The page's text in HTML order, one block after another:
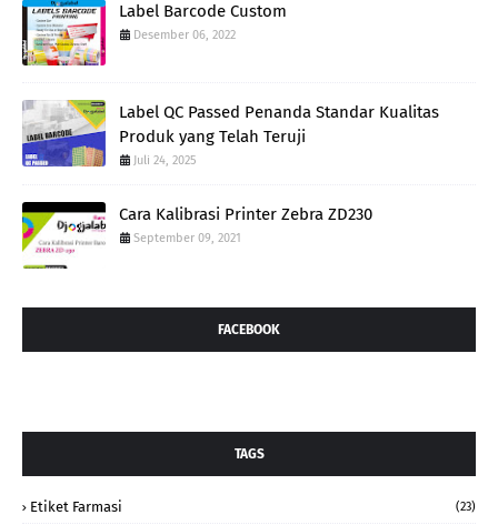
Label Barcode Custom
Desember 06, 2022
Label QC Passed Penanda Standar Kualitas
Produk yang Telah Teruji
Juli 24, 2025
Cara Kalibrasi Printer Zebra ZD230
September 09, 2021
FACEBOOK
TAGS
Etiket Farmasi (23)